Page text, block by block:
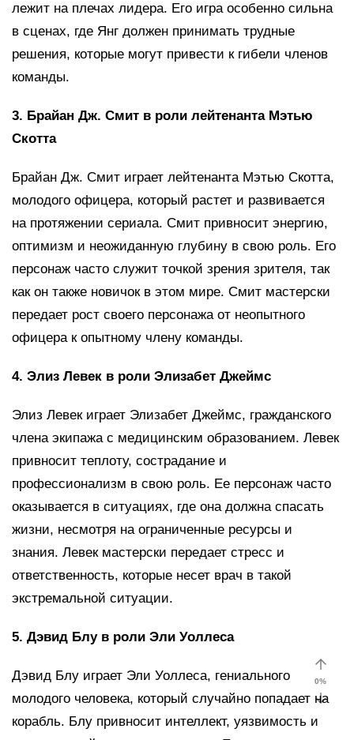
лежит на плечах лидера. Его игра особенно сильна
в сценах, где Янг должен принимать трудные
решения, которые могут привести к гибели членов
команды.
3. Брайан Дж. Смит в роли лейтенанта Мэтью
Скотта
Брайан Дж. Смит играет лейтенанта Мэтью Скотта,
молодого офицера, который растет и развивается
на протяжении сериала. Смит привносит энергию,
оптимизм и неожиданную глубину в свою роль. Его
персонаж часто служит точкой зрения зрителя, так
как он также новичок в этом мире. Смит мастерски
передает рост своего персонажа от неопытного
офицера к опытному члену команды.
4. Элиз Левек в роли Элизабет Джеймс
Элиз Левек играет Элизабет Джеймс, гражданского
члена экипажа с медицинским образованием. Левек
привносит теплоту, сострадание и
профессионализм в свою роль. Ее персонаж часто
оказывается в ситуациях, где она должна спасать
жизни, несмотря на ограниченные ресурсы и
знания. Левек мастерски передает стресс и
ответственность, которые несет врач в такой
экстремальной ситуации.
5. Дэвид Блу в роли Эли Уоллеса
Дэвид Блу играет Эли Уоллеса, гениального
молодого человека, который случайно попадает на
корабль. Блу привносит интеллект, уязвимость и
0%